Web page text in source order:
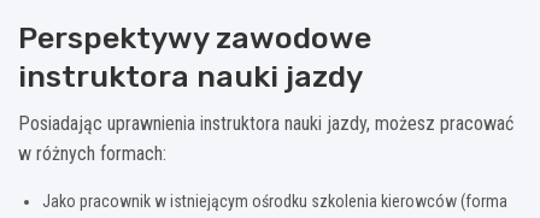
Perspektywy zawodowe
instruktora nauki jazdy
Posiadając uprawnienia instruktora nauki jazdy, możesz pracować
w różnych formach:
Jako pracownik w istniejącym ośrodku szkolenia kierowców (forma